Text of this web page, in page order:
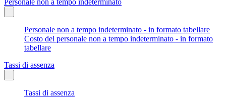
Personale non a tempo indeterminato - in formato tabellare
Costo del personale non a tempo indeterminato - in formato
tabellare
Tassi di assenza
Tassi di assenza